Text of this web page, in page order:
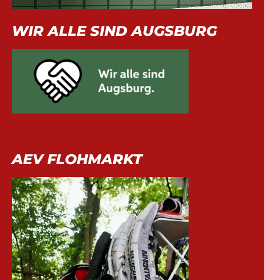
WIR ALLE SIND AUGSBURG
AEV FLOHMARKT